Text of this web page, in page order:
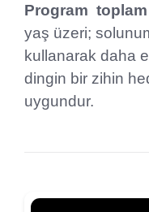
Program
yaş üzeri;
kullanarak daha
dingin bir zihin
uygundur.